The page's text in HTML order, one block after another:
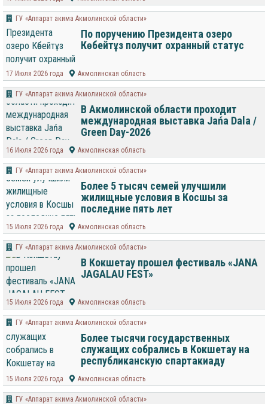
ГУ «Аппарат акима Акмолинской области»
По поручению Президента озеро
Көбейтұз получит охранный статус
17 Июля 2026 года Акмолинская область
ГУ «Аппарат акима Акмолинской области»
В Акмолинской области проходит
международная выставка Jańa Dala /
Green Day-2026
16 Июля 2026 года Акмолинская область
ГУ «Аппарат акима Акмолинской области»
Более 5 тысяч семей улучшили
жилищные условия в Косшы за
последние пять лет
15 Июля 2026 года Акмолинская область
ГУ «Аппарат акима Акмолинской области»
В Кокшетау прошел фестиваль «JANA
JAGALAU FEST»
15 Июля 2026 года Акмолинская область
ГУ «Аппарат акима Акмолинской области»
Более тысячи государственных
служащих собрались в Кокшетау на
республиканскую спартакиаду
15 Июля 2026 года Акмолинская область
ГУ «Аппарат акима Акмолинской области»